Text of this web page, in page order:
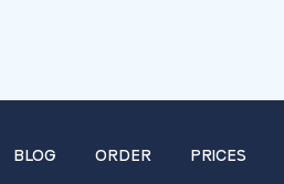
PRICES
ORDER
BLOG